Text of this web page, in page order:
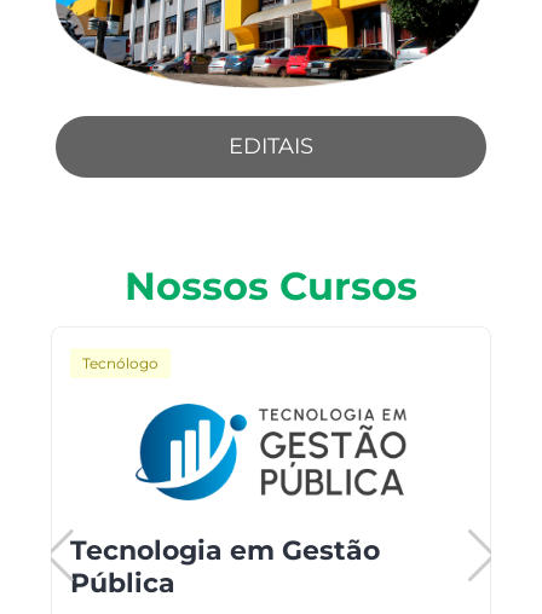
EDITAIS
Nossos Cursos
Tecnólogo
Tecnologia em Gestão
Pública